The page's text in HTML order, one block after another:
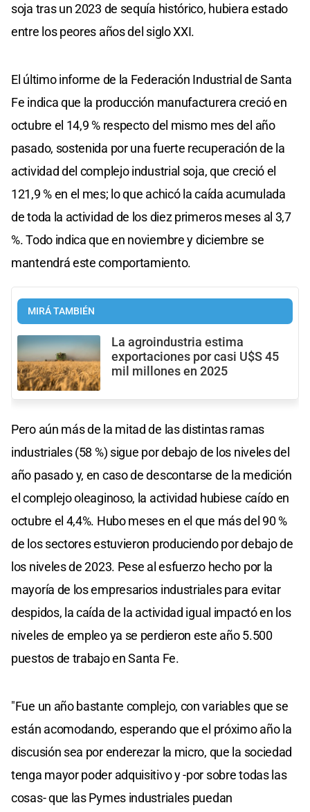
soja tras un 2023 de sequía histórico, hubiera estado
entre los peores años del siglo XXI.
El último informe de la Federación Industrial de Santa
Fe indica que la producción manufacturera creció en
octubre el 14,9 % respecto del mismo mes del año
pasado, sostenida por una fuerte recuperación de la
actividad del complejo industrial soja, que creció el
121,9 % en el mes; lo que achicó la caída acumulada
de toda la actividad de los diez primeros meses al 3,7
%. Todo indica que en noviembre y diciembre se
mantendrá este comportamiento.
MIRÁ TAMBIÉN
La agroindustria estima
exportaciones por casi U$S 45
mil millones en 2025
Pero aún más de la mitad de las distintas ramas
industriales (58 %) sigue por debajo de los niveles del
año pasado y, en caso de descontarse de la medición
el complejo oleaginoso, la actividad hubiese caído en
octubre el 4,4%. Hubo meses en el que más del 90 %
de los sectores estuvieron produciendo por debajo de
los niveles de 2023. Pese al esfuerzo hecho por la
mayoría de los empresarios industriales para evitar
despidos, la caída de la actividad igual impactó en los
niveles de empleo ya se perdieron este año 5.500
puestos de trabajo en Santa Fe.
"Fue un año bastante complejo, con variables que se
están acomodando, esperando que el próximo año la
discusión sea por enderezar la micro, que la sociedad
tenga mayor poder adquisitivo y -por sobre todas las
cosas- que las Pymes industriales puedan